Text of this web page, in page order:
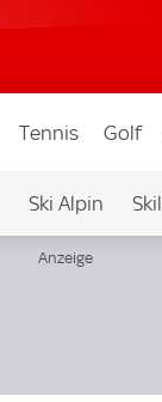
Tennis Golf
Ski Alpin